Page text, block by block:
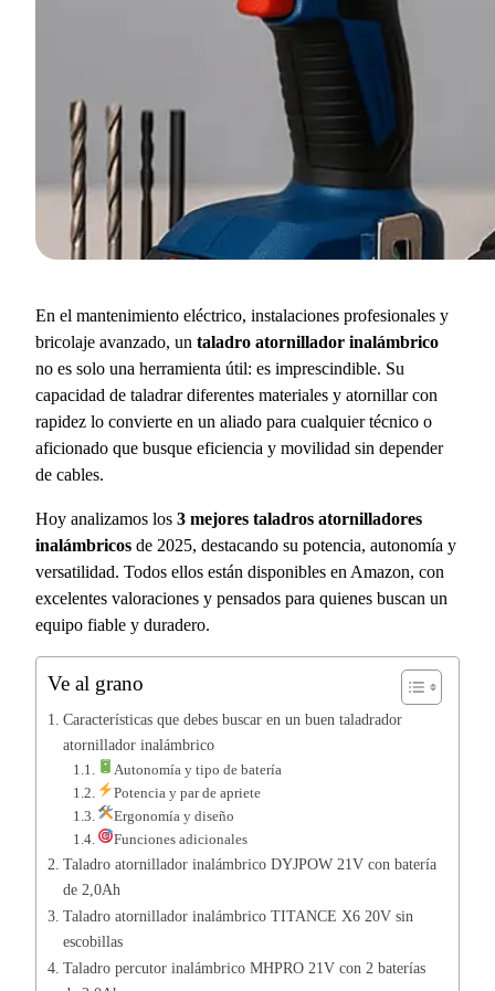
En el mantenimiento eléctrico, instalaciones profesionales y
bricolaje avanzado, un taladro atornillador inalámbrico
no es solo una herramienta útil: es imprescindible. Su
capacidad de taladrar diferentes materiales y atornillar con
rapidez lo convierte en un aliado para cualquier técnico o
aficionado que busque eficiencia y movilidad sin depender
de cables.
Hoy analizamos los 3 mejores taladros atornilladores
inalámbricos de 2025, destacando su potencia, autonomía y
versatilidad. Todos ellos están disponibles en Amazon, con
excelentes valoraciones y pensados para quienes buscan un
equipo fiable y duradero.
Ve al grano
Características que debes buscar en un buen taladrador
atornillador inalámbrico
Autonomía y tipo de batería
Potencia y par de apriete
Ergonomía y diseño
Funciones adicionales
Taladro atornillador inalámbrico DYJPOW 21V con batería
de 2,0Ah
Taladro atornillador inalámbrico TITANCE X6 20V sin
escobillas
Taladro percutor inalámbrico MHPRO 21V con 2 baterías